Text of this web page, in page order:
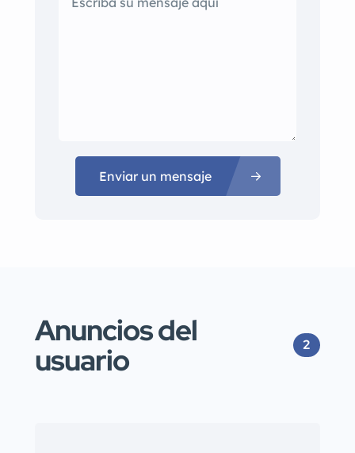
Enviar un mensaje
Anuncios del
usuario 2